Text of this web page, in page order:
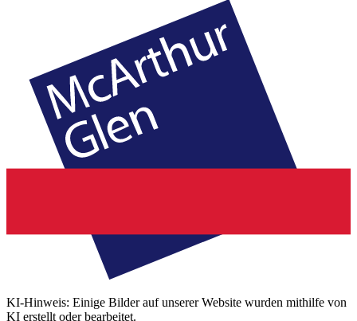
KI-Hinweis: Einige Bilder auf unserer Website wurden mithilfe von
KI erstellt oder bearbeitet.